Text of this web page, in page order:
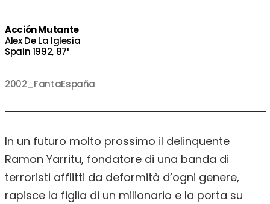
Acción Mutante
Alex De La Iglesia
Spain 1992, 87′
2002_FantaEspaña
In un futuro molto prossimo il delinquente
Ramon Yarritu, fondatore di una banda di
terroristi afflitti da deformità d’ogni genere,
rapisce la figlia di un milionario e la porta su